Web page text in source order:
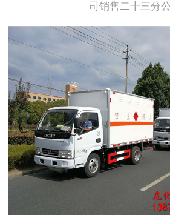
司销售二十三分